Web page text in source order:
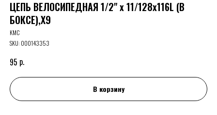
ЦЕПЬ ВЕЛОСИПЕДНАЯ 1/2" x 11/128х116L (В
БОКСЕ),X9
KMC
SKU: 000143353
95 р.
В корзину